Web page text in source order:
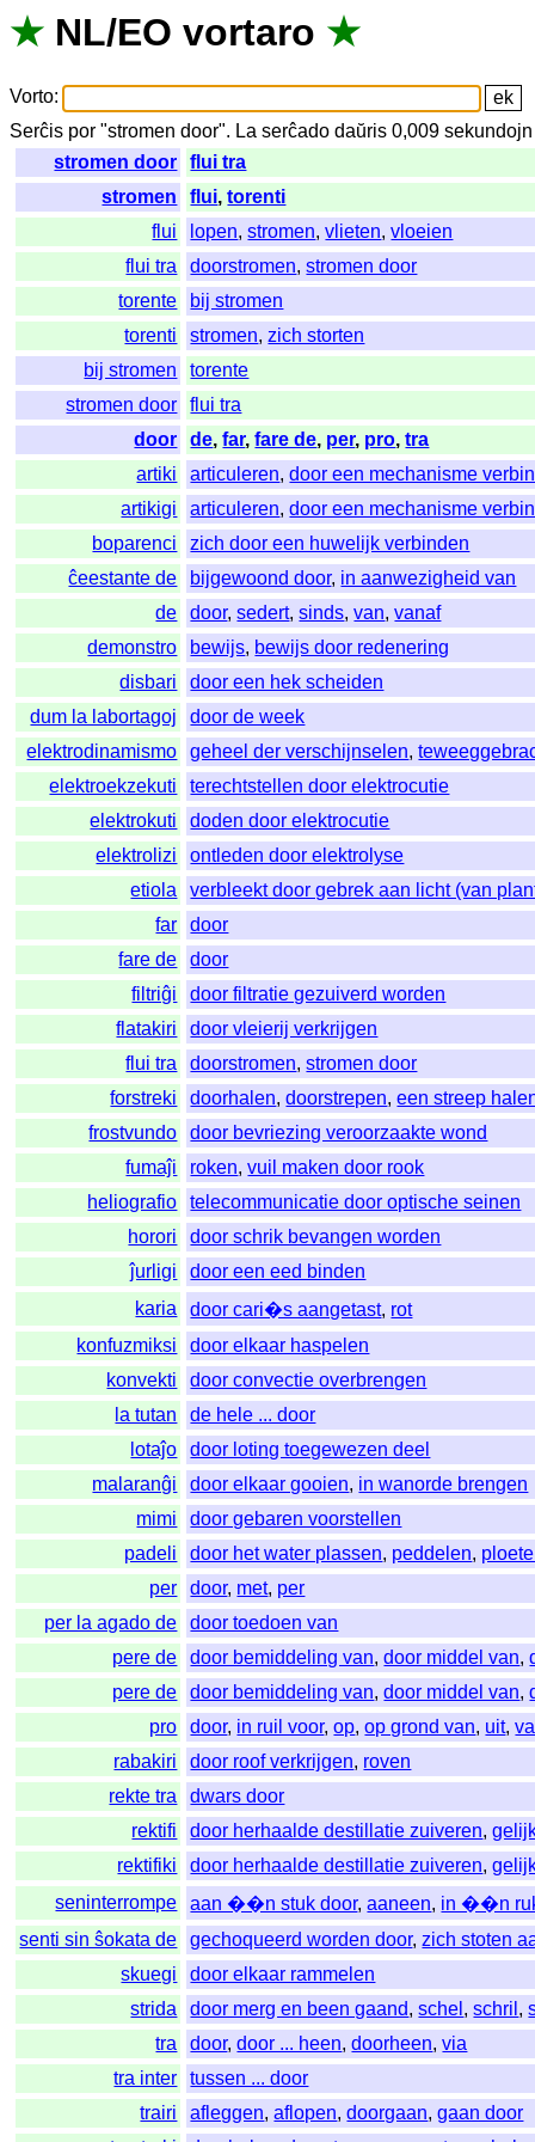
★ NL/EO vortaro ★
Vorto:
Serĉis por "stromen door". La serĉado daŭris 0,009sekundojn
stromen door
flui tra
stromen
flui,torenti
flui
lopen,stromen,vlieten,vloeien
flui tra
doorstromen,stromen door
torente
bij stromen
torenti
stromen,zich storten
bij stromen
torente
stromen door
flui tra
door
de,far,fare de, per, pro,tra
artiki
articuleren,door een mechanisme
artikigi
articuleren,door een mechanisme
boparenci
zich door een huwelijk verbinden
ĉeestante de
bijgewoond door, in aanwezigheid van
de
door,sedert,sinds,van,vanaf
demonstro
bewijs, bewijs door redenering
disbari
door een hek scheiden
dum la labortagoj
door de week
elektrodinamismo
geheel der verschijnselen,
elektroekzekuti
terechtstellen door elektrocutie
elektrokuti
doden door elektrocutie
elektrolizi
ontleden door elektrolyse
etiola
verbleekt door gebrek aan licht (van
far
door
fare de
door
filtriĝi
door filtratie gezuiverd worden
flatakiri
door vleierij verkrijgen
flui tra
doorstromen,stromen door
forstreki
doorhalen,doorstrepen,een streep
frostvundo
door bevriezing veroorzaakte wond
fumaĵi
roken,vuil maken door rook
heliografio
telecommunicatie door optische seinen
horori
door schrik bevangen worden
ĵurligi
door een eed binden
karia
door cari�s aangetast, rot
konfuzmiksi
door elkaar haspelen
konvekti
door convectie overbrengen
la tutan
de hele ... door
lotaĵo
door loting toegewezen deel
malaranĝi
door elkaar gooien, in wanorde brengen
mimi
door gebaren voorstellen
padeli
door het water plassen, peddelen,
per
door, met, per
per la agado de
door toedoen van
pere de
door bemiddeling van,door middel van,
pere de
door bemiddeling van,door middel van,
pro
door, in ruil voor,op,op grond van, uit,
rabakiri
door roof verkrijgen, roven
rekte tra
dwars door
rektifi
door herhaalde destillatie zuiveren,
rektifiki
door herhaalde destillatie zuiveren,
seninterrompe
aan ��n stuk door,aaneen, in ��n
senti sin ŝokata de
gechoqueerd worden door,zich stoten
skuegi
door elkaar rammelen
strida
door merg en been gaand,schel ,schril ,
tra
door,door ... heen,doorheen,via
tra inter
tussen ... door
trairi
afleggen,aflopen,doorgaan,gaan door